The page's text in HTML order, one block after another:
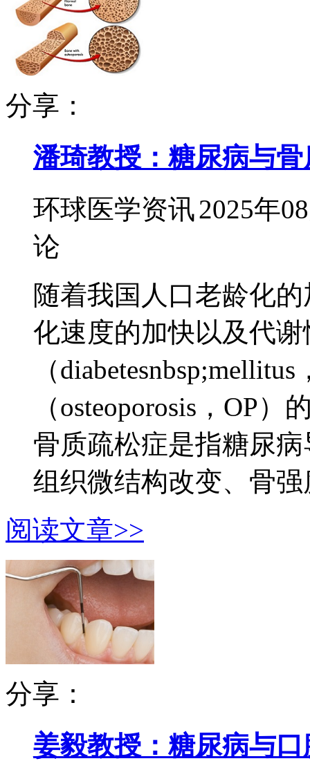
分享：
潘琦教授：糖尿病与
环球医学资讯2025年
论
随着我国人口老龄化
化速度的加快以及代
（
（osteoporosis，OP
骨质疏松症是指糖尿
组织微结构改变、骨强
阅读文章>>
分享：
姜毅教授：糖尿病与